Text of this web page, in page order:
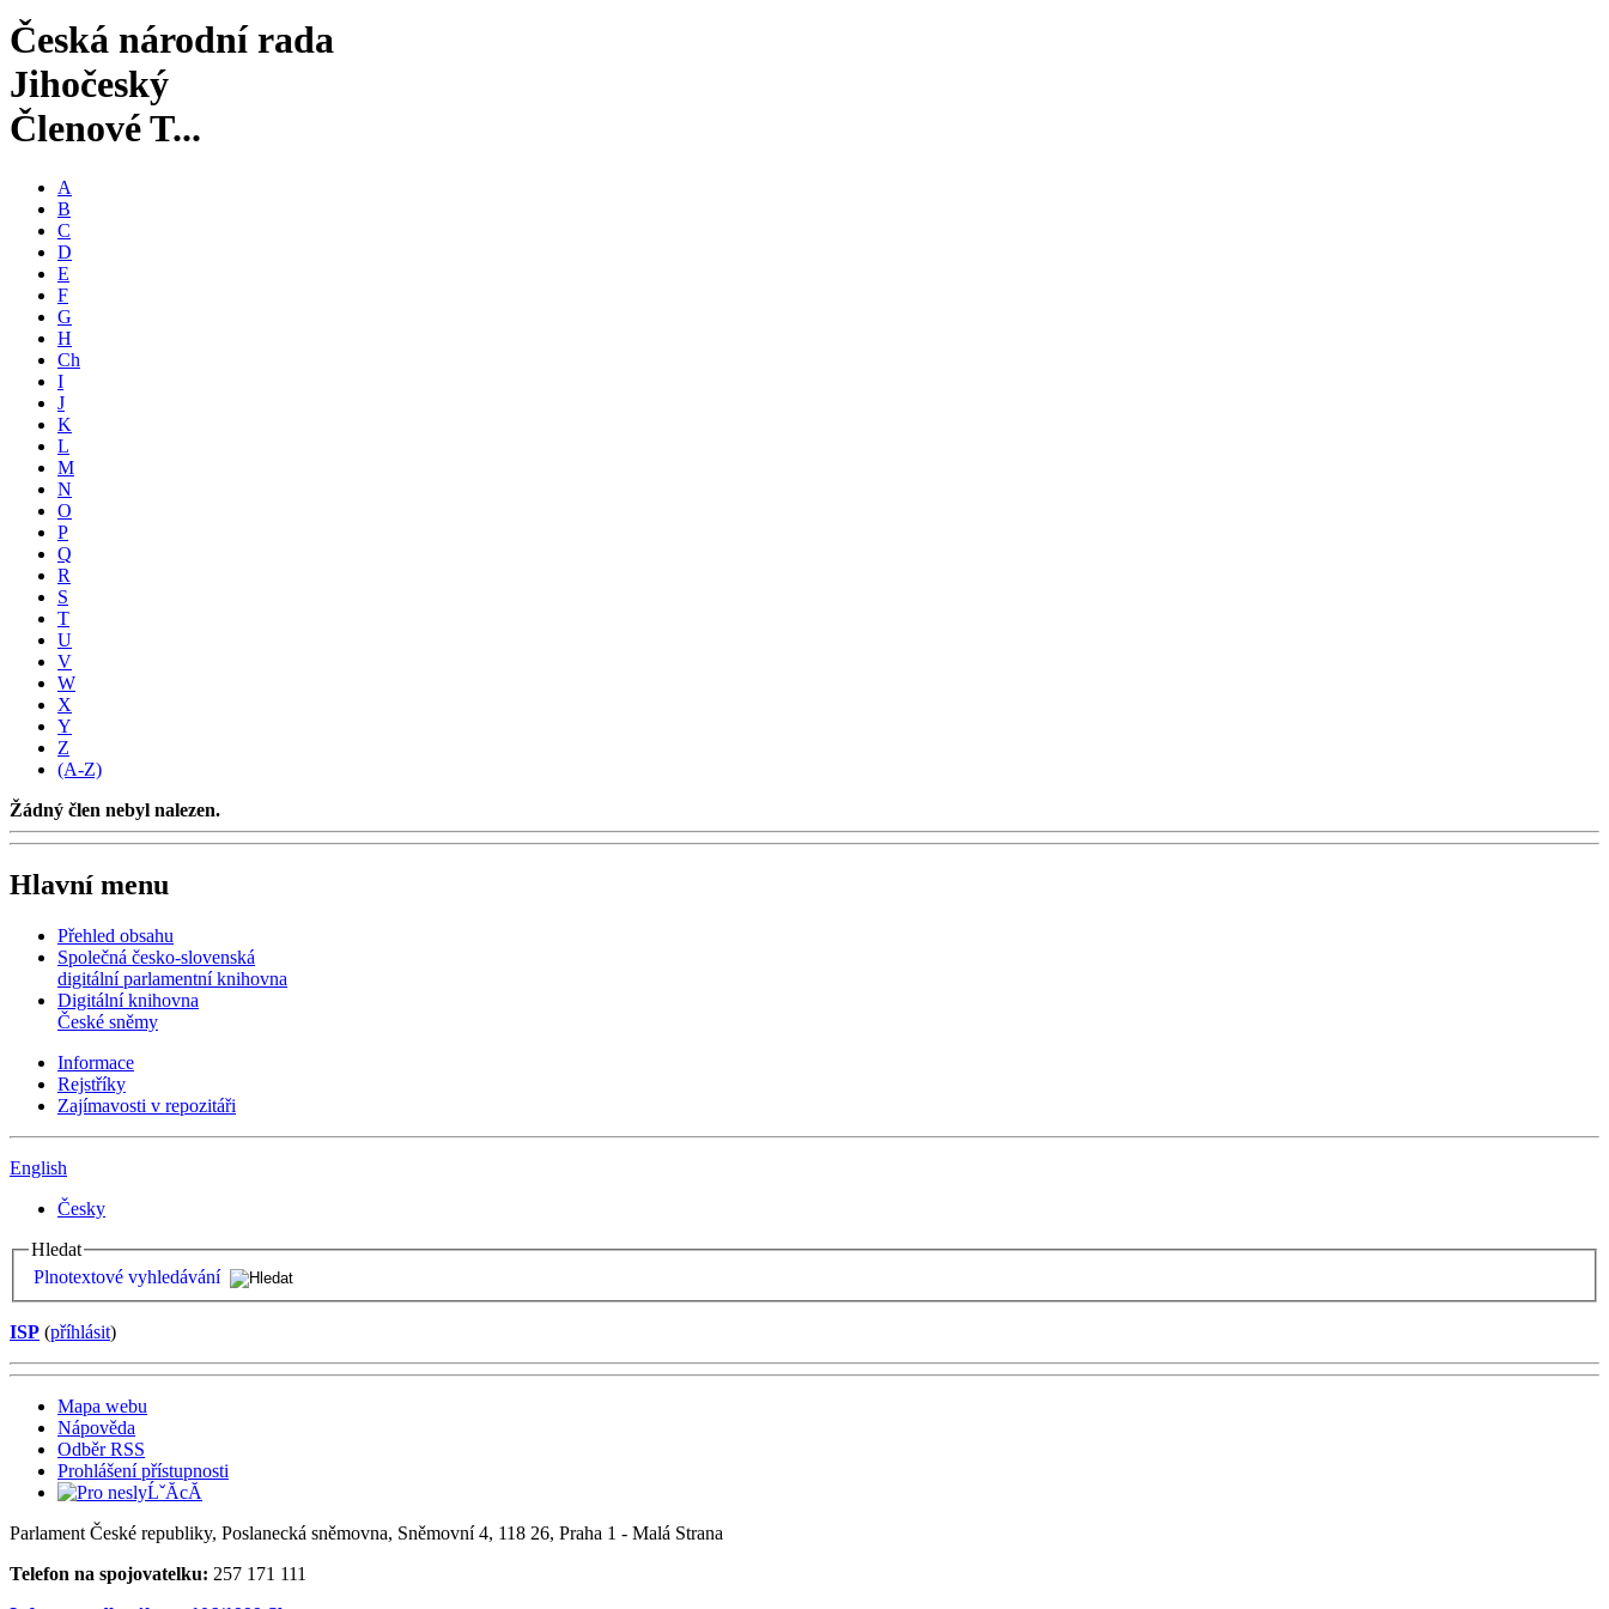
Česká národní rada
Jihočeský
Členové T...
A
B
C
D
E
F
G
H
Ch
I
J
K
L
M
N
O
P
Q
R
S
T
U
V
W
X
Y
Z
(A-Z)
Žádný člen nebyl nalezen.
Hlavní menu
Přehled obsahu
Společná česko-slovenská
digitální parlamentní knihovna
Digitální knihovna
České sněmy
Informace
Rejstříky
Zajímavosti v repozitáři
English
Česky
Hledat
Plnotextové vyhledávání
ISP (příhlásit)
Mapa webu
Nápověda
Odběr RSS
Prohlášení přístupnosti
Parlament České republiky, Poslanecká sněmovna, Sněmovní 4, 118 26, Praha 1 - Malá Strana
Telefon na spojovatelku: 257 171 111